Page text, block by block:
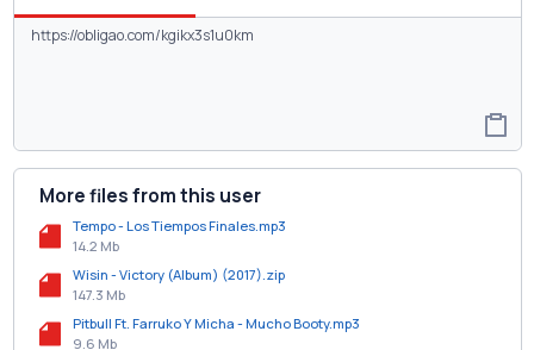
More files from this user
Tempo - Los Tiempos Finales.mp3
14.2 Mb
Wisin - Victory (Album) (2017).zip
147.3 Mb
Pitbull Ft. Farruko Y Micha - Mucho Booty.mp3
9.6 Mb